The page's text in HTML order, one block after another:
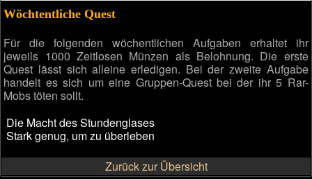
Wöchtentliche Quest
Für die folgenden wöchentlichen Aufgaben erhaltet ihr
jeweils 1000 Zeitlosen Münzen als Belohnung. Die erste
Quest lässt sich alleine erledigen. Bei der zweite Aufgabe
handelt es sich um eine Gruppen-Quest bei der ihr 5 Rar-
Mobs töten sollt.
Die Macht des Stundenglases
Stark genug, um zu überleben
Zurück zur Übersicht